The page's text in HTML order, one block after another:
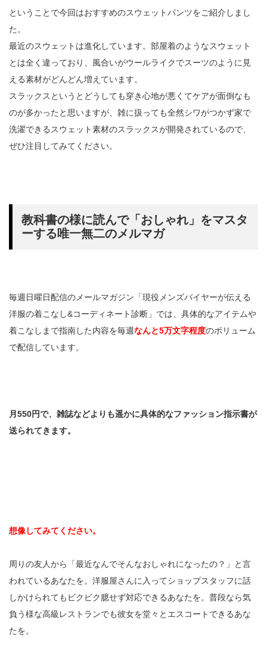
ということで今回はおすすめのスウェットパンツをご紹介しまし
た。
最近のスウェットは進化しています。部屋着のようなスウェット
とは全く違っており、風合いがウールライクでスーツのように見
える素材がどんどん増えています。
スラックスというとどうしても穿き心地が悪くてケアが面倒なも
のが多かったと思いますが、雑に扱っても全然シワがつかず家で
洗濯できるスウェット素材のスラックスが開発されているので、
ぜひ注目してみてください。
教科書の様に読んで「おしゃれ」をマスタ
ーする唯一無二のメルマガ
毎週日曜日配信のメールマガジン「現役メンズバイヤーが伝える
洋服の着こなし&コーディネート診断」では、具体的なアイテムや
着こなしまで指南した内容を毎週なんと5万文字程度のボリューム
で配信しています。
月550円で、雑誌などよりも遥かに具体的なファッション指示書が
送られてきます。
想像してみてください。
周りの友人から「最近なんでそんなおしゃれになったの？」と言
われているあなたを。洋服屋さんに入ってショップスタッフに話
しかけられてもビクビク臆せず対応できるあなたを。普段なら気
負う様な高級レストランでも彼女を堂々とエスコートできるあな
たを。